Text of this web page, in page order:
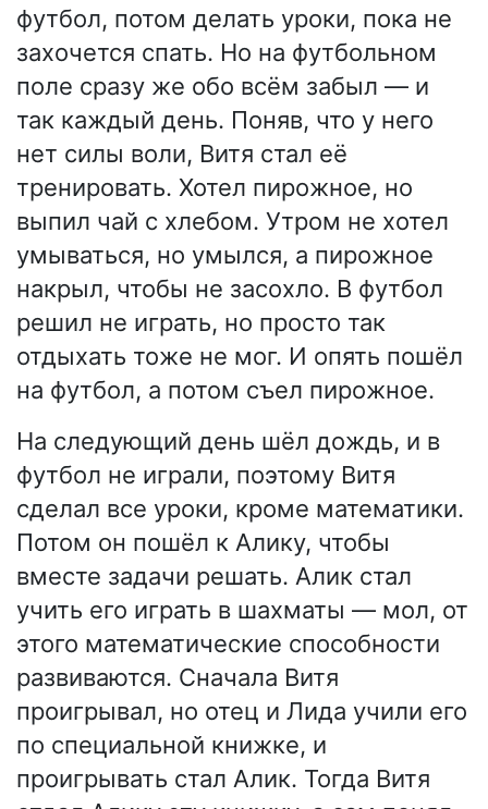
футбол, потом делать уроки, пока не
захочется спать. Но на футбольном
поле сразу же обо всём забыл — и
так каждый день. Поняв, что у него
нет силы воли, Витя стал её
тренировать. Хотел пирожное, но
выпил чай с хлебом. Утром не хотел
умываться, но умылся, а пирожное
накрыл, чтобы не засохло. В футбол
решил не играть, но просто так
отдыхать тоже не мог. И опять пошёл
на футбол, а потом съел пирожное.
На следующий день шёл дождь, и в
футбол не играли, поэтому Витя
сделал все уроки, кроме математики.
Потом он пошёл к Алику, чтобы
вместе задачи решать. Алик стал
учить его играть в шахматы — мол, от
этого математические способности
развиваются. Сначала Витя
проигрывал, но отец и Лида учили его
по специальной книжке, и
проигрывать стал Алик. Тогда Витя